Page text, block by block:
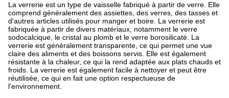
La verrerie est un type de vaisselle fabriqué à partir de verre. Elle
comprend généralement des assiettes, des verres, des tasses et
d'autres articles utilisés pour manger et boire. La verrerie est
fabriquée à partir de divers matériaux, notamment le verre
sodocalcique, le cristal au plomb et le verre borosilicaté. La
verrerie est généralement transparente, ce qui permet une vue
claire des aliments et des boissons servis. Elle est également
résistante à la chaleur, ce qui la rend adaptée aux plats chauds et
froids. La verrerie est également facile à nettoyer et peut être
réutilisée, ce qui en fait une option respectueuse de
l'environnement.